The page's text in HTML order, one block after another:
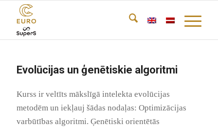
Evolūcijas un ģenētiskie algoritmi
Kurss ir veltīts mākslīgā intelekta evolūcijas
metodēm un iekļauj šādas nodaļas: Optimizācijas
varbūtības algoritmi. Ģenētiski orientētās